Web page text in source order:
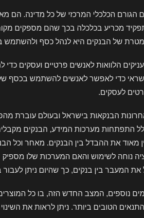
הגורם הכלכלי המרכזי של כל מדינה. הם
מכריע בכלכלה בכך שהם מספקים
של הבנקים היא לנהל כסף ולהשתמש
הלוואות לאנשים פרטיים ועסקים
כדי לאפשר לאנשים להשתמש בכסף
לעסקים.
הבנקאות בישראל ובעולם עוברת
התפתחות מערכות המידע, הבנקים
מאוד את ההבדל בין הבנקים. מאחר וכל
נוחה לשימוש והאם המערכות שלו
המעבר בין בנקים, כך שהיום ניתן
נוספים, המצב החדש הזה, בו כל
הטובים ביותר. ניתן לראות את